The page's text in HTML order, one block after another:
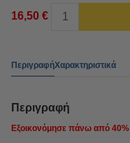
16,50 €
ΠεριγραφήΧαρακτηριστικά
Περιγραφή
Εξοικονόμησε πάνω από 40%